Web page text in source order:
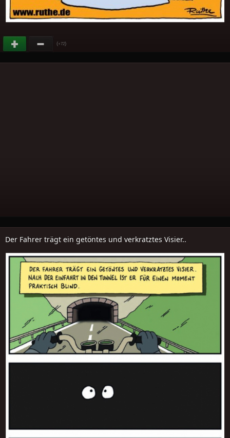
(+72)
Der Fahrer trägt ein getöntes und verkratztes Visier..